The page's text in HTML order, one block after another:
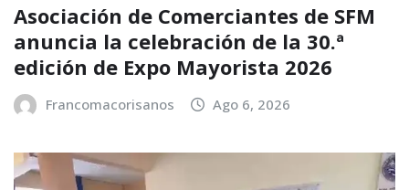
Asociación de Comerciantes de SFM
anuncia la celebración de la 30.ª
edición de Expo Mayorista 2026
Francomacorisanos Ago 6, 2026